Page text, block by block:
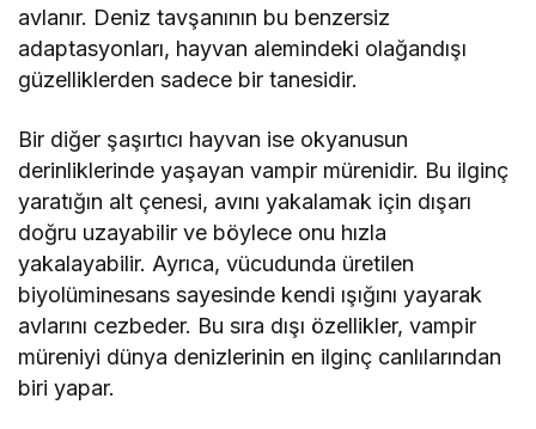
avlanır. Deniz tavşanının bu benzersiz
adaptasyonları, hayvan alemindeki olağandışı
güzelliklerden sadece bir tanesidir.
Bir diğer şaşırtıcı hayvan ise okyanusun
derinliklerinde yaşayan vampir mürenidir. Bu ilginç
yaratığın alt çenesi, avını yakalamak için dışarı
doğru uzayabilir ve böylece onu hızla
yakalayabilir. Ayrıca, vücudunda üretilen
biyolüminesans sayesinde kendi ışığını yayarak
avlarını cezbeder. Bu sıra dışı özellikler, vampir
müreniyi dünya denizlerinin en ilginç canlılarından
biri yapar.